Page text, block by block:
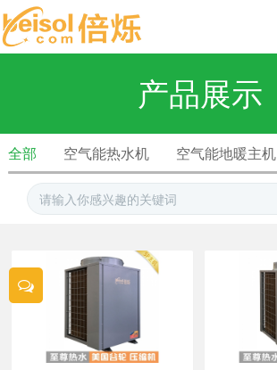
产品展示
全部 空气能热水机 空气能地暖主机